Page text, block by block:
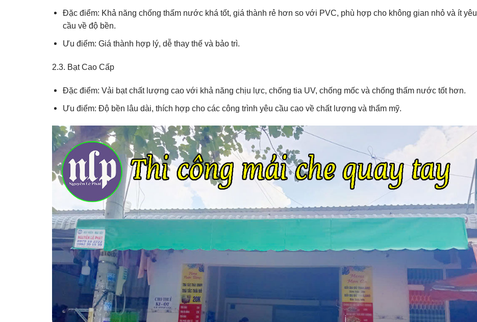
Đặc điểm: Khả năng chống thấm nước khá tốt, giá thành rẻ hơn so với PVC, phù hợp cho không gian nhỏ và ít yêu
cầu về độ bền.
Ưu điểm: Giá thành hợp lý, dễ thay thế và bảo trì.
2.3. Bạt Cao Cấp
Đặc điểm: Vải bạt chất lượng cao với khả năng chịu lực, chống tia UV, chống mốc và chống thấm nước tốt hơn.
Ưu điểm: Độ bền lâu dài, thích hợp cho các công trình yêu cầu cao về chất lượng và thẩm mỹ.